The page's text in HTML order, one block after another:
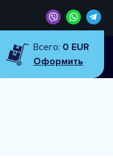
Всего: 0 EUR
Оформить